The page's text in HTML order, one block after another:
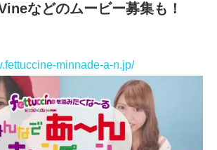
などのムービー募集も！
minnade-a-n.jp/